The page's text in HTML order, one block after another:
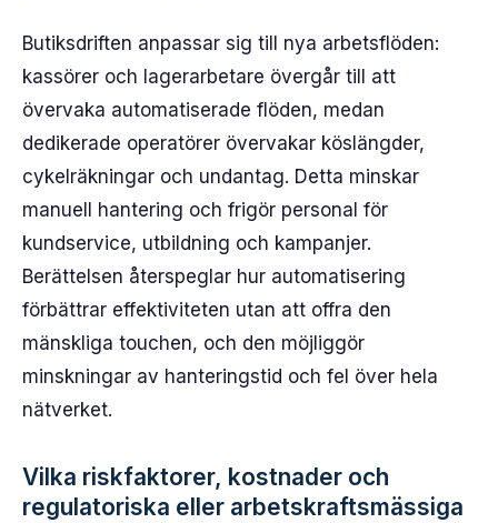
Butiksdriften anpassar sig till nya arbetsflöden:
kassörer och lagerarbetare övergår till att
övervaka automatiserade flöden, medan
dedikerade operatörer övervakar köslängder,
cykelräkningar och undantag. Detta minskar
manuell hantering och frigör personal för
kundservice, utbildning och kampanjer.
Berättelsen återspeglar hur automatisering
förbättrar effektiviteten utan att offra den
mänskliga touchen, och den möjliggör
minskningar av hanteringstid och fel över hela
nätverket.
Vilka riskfaktorer, kostnader och
regulatoriska eller arbetskraftsmässiga